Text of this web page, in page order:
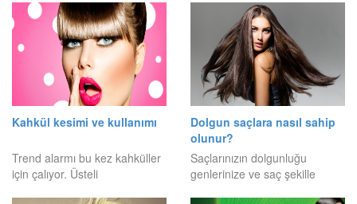
Kahkül kesimi ve kullanımı
Trend alarmı bu kez kahküller
için çalıyor. Üsteli
Dolgun saçlara nasıl sahip
olunur?
Saçlarınızın dolgunluğu
genlerinize ve saç şekille